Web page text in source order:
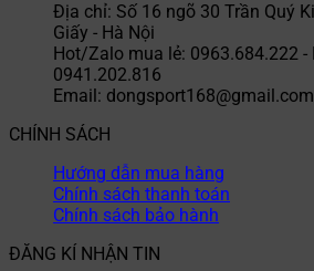
Địa chỉ: Số 16 ngõ 30 Trần Quý
Giấy - Hà Nội
Hot/Zalo mua lẻ: 0963.684.222
0941.202.816
Email: dongsport168@gmail.com
CHÍNH SÁCH
Hướng dẫn mua hàng
Chính sách thanh toán
Chính sách bảo hành
ĐĂNG KÍ NHẬN TIN